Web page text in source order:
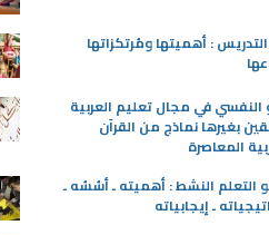
: أهميتها ومُرتكزاتها
النفسي في مجال تعليم العربية
بغيرها نماذج من القرآن
المعاصرة
التعلم النشط : أهميته ـ أسُسُه ـ
ـ إيجابياته